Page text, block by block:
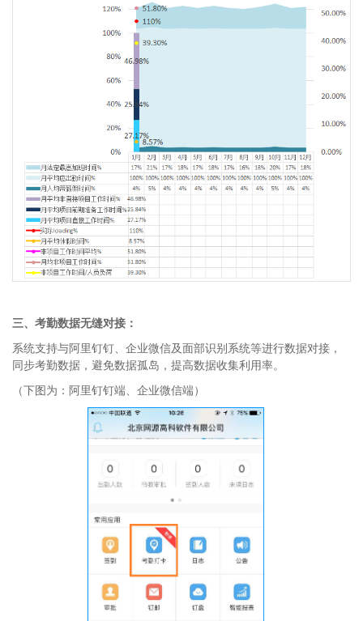
三、考勤数据无缝对接：
系统支持与阿里钉钉、企业微信及面部识别系统等进行数据对接，
同步考勤数据，避免数据孤岛，提高数据收集利用率。
（下图为：阿里钉钉端、企业微信端）